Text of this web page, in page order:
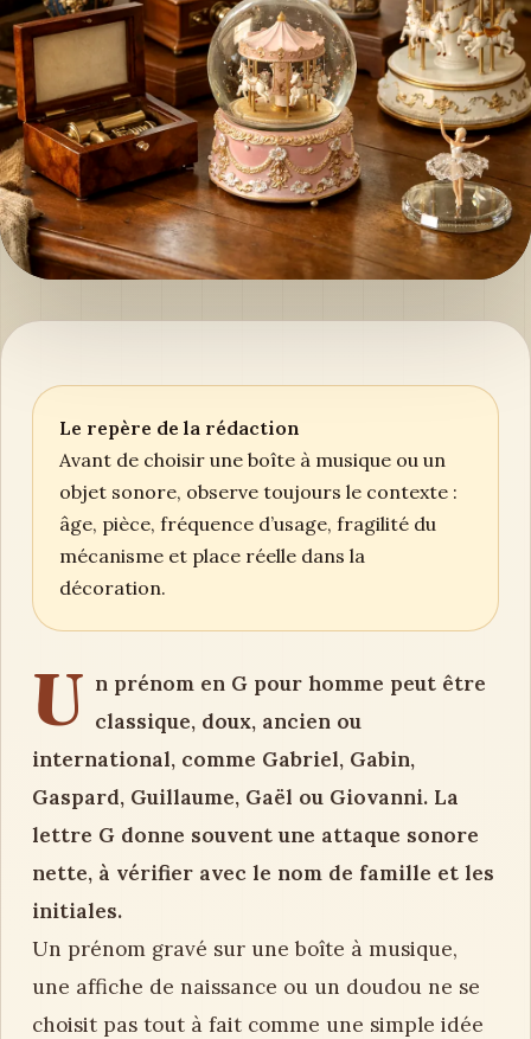
Le repère de la rédaction
Avant de choisir une boîte à musique ou un
objet sonore, observe toujours le contexte :
âge, pièce, fréquence d’usage, fragilité du
mécanisme et place réelle dans la
décoration.
U n prénom en G pour homme peut être
classique, doux, ancien ou
international, comme Gabriel, Gabin,
Gaspard, Guillaume, Gaël ou Giovanni. La
lettre G donne souvent une attaque sonore
nette, à vérifier avec le nom de famille et les
initiales.
Un prénom gravé sur une boîte à musique,
une affiche de naissance ou un doudou ne se
choisit pas tout à fait comme une simple idée